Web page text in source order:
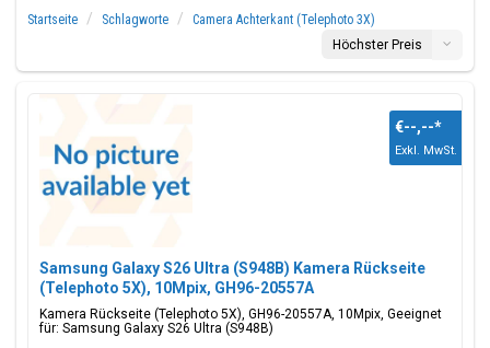
Startseite Schlagworte
Camera Achterkant (Telephoto 3X)
Höchster Preis
Samsung Galaxy S26 Ultra (S948B) Kamera Rückseite
(Telephoto 5X), 10Mpix, GH96-20557A
Kamera Rückseite (Telephoto 5X), GH96-20557A, 10Mpix, Geeignet
für: Samsung Galaxy S26 Ultra (S948B)
€--,--*
Exkl. MwSt.